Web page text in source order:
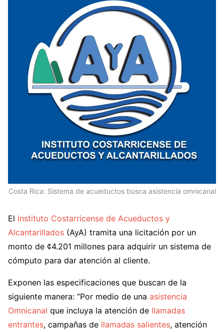
Costa Rica: Sistema de acueductos busca asistencia omnicanal
El Instituto Costarricense de Acueductos y
Alcantarillados (AyA) tramita una licitación por un
monto de ¢4.201 millones para adquirir un sistema de
cómputo para dar atención al cliente.
Exponen las especificaciones que buscan de la
siguiente manera: “Por medio de una asistencia
Omnicanal que incluya la atención de llamadas
entrantes, campañas de llamadas salientes, atención